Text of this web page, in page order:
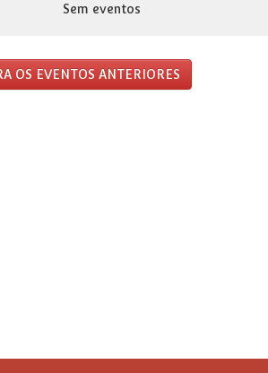
Sem eventos
OS EVENTOS ANTERIORES